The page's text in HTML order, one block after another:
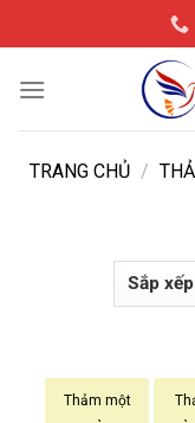
to
TRANG CHỦ /
Thảm một